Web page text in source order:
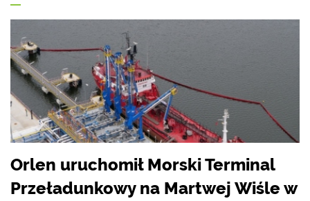
Orlen uruchomił Morski Terminal
Przeładunkowy na Martwej Wiśle w